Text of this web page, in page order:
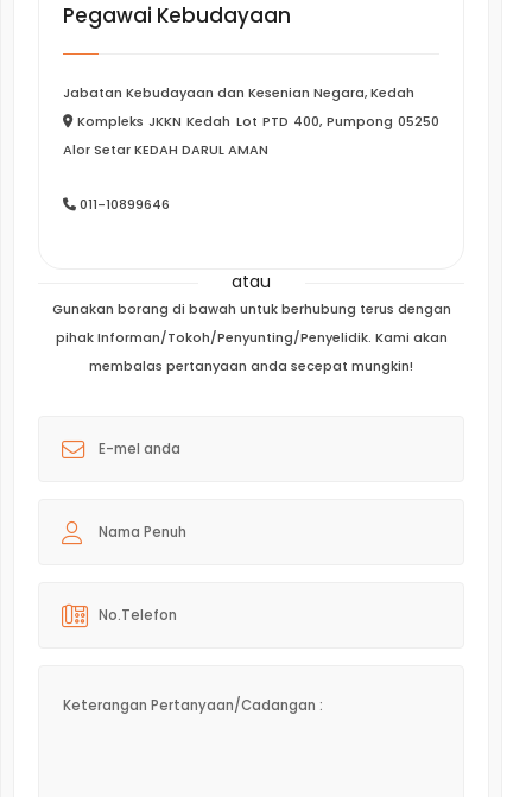
Pegawai Kebudayaan
Jabatan Kebudayaan dan Kesenian Negara, Kedah
Kompleks JKKN Kedah Lot PTD 400, Pumpong 05250
Alor Setar KEDAH DARUL AMAN
011-10899646
atau
Gunakan borang di bawah untuk berhubung terus dengan
pihak Informan/Tokoh/Penyunting/Penyelidik. Kami akan
membalas pertanyaan anda secepat mungkin!